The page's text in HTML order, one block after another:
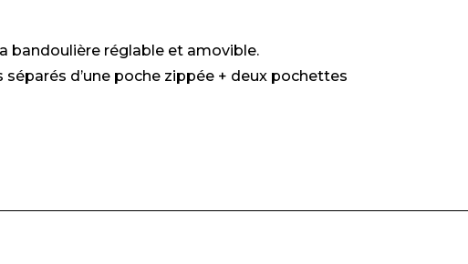
bandoulière réglable et amovible.
d’une poche zippée + deux pochettes